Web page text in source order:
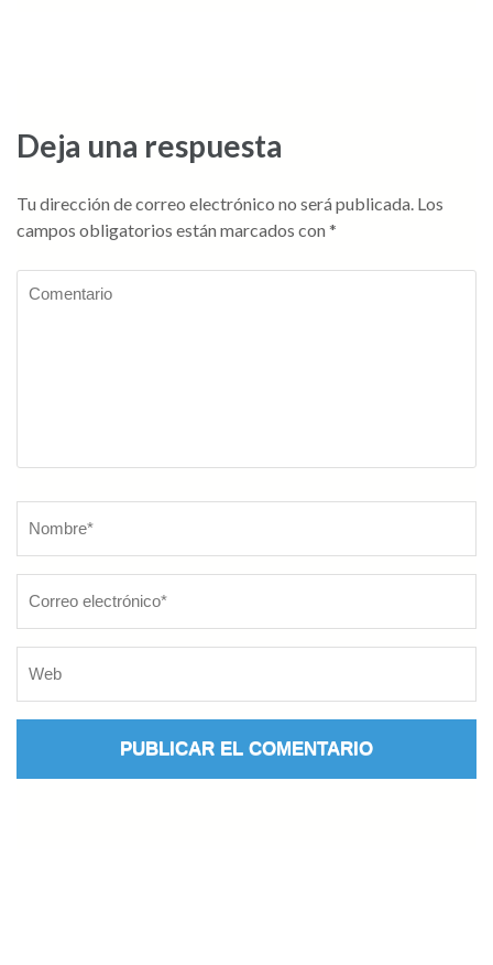
Deja una respuesta
Tu dirección de correo electrónico no será publicada. Los
campos obligatorios están marcados con *